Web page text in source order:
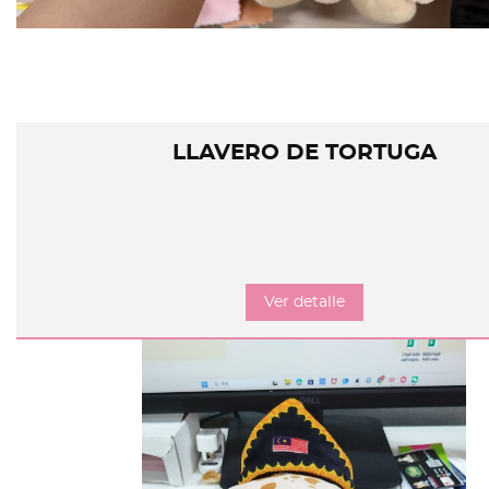
LLAVERO DE TORTUGA
Ver detalle